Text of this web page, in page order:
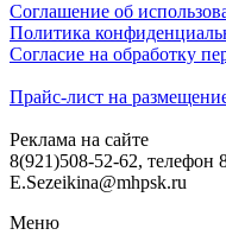
Соглашение об
Политика
Согласие на обработку
Прайс-лист на
Реклама на сайте
8(921)508-52-62, телефон
E.Sezeikina@mhpsk.ru
Меню